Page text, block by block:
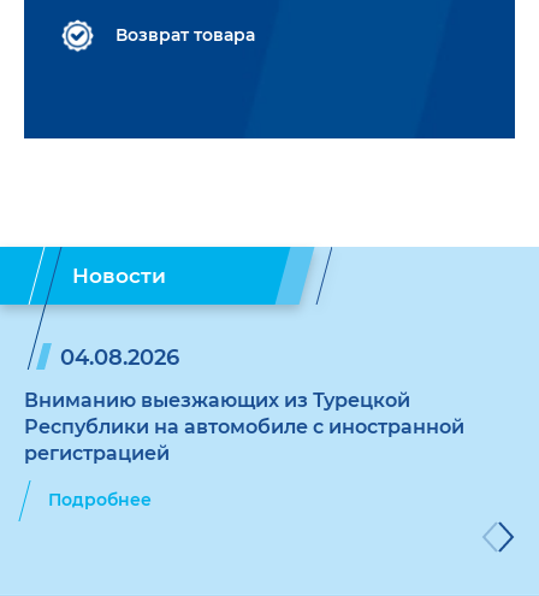
Возврат товара
Новости
04.08.2026
Вниманию выезжающих из Турецкой
Республики на автомобиле с иностранной
регистрацией
Подробнее